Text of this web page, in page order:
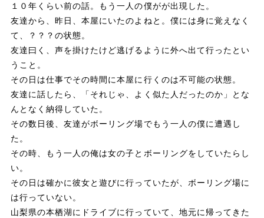
１０年くらい前の話。もう一人の僕がが出現した。
友達から、昨日、本屋にいたのよねと。僕には身に覚えなく
て、？？？の状態。
友達曰く、声を掛けたけど逃げるように外へ出て行ったとい
うこと。
その日は仕事でその時間に本屋に行くのは不可能の状態。
友達に話したら、「それじゃ、よく似た人だったのか」とな
んとなく納得していた。
その数日後、友達がボーリング場でもう一人の僕に遭遇し
た。
その時、もう一人の俺は女の子とボーリングをしていたらし
い。
その日は確かに彼女と遊びに行っていたが、ボーリング場に
は行っていない。
山梨県の本栖湖にドライブに行っていて、地元に帰ってきた